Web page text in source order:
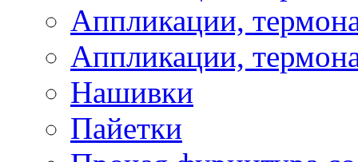
Аппликации,
Аппликации,
Нашивки
Пайетки